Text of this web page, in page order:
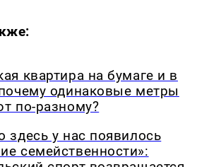
квартира на бумаге и в
одинаковые метры
по-разному?
здесь у нас появилось
семейственности»: